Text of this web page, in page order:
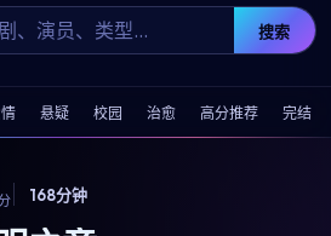
搜索
悬疑 校园 治愈 高分推荐 完结
168分钟